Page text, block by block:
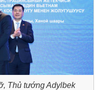
Thủ tướng Adylbek